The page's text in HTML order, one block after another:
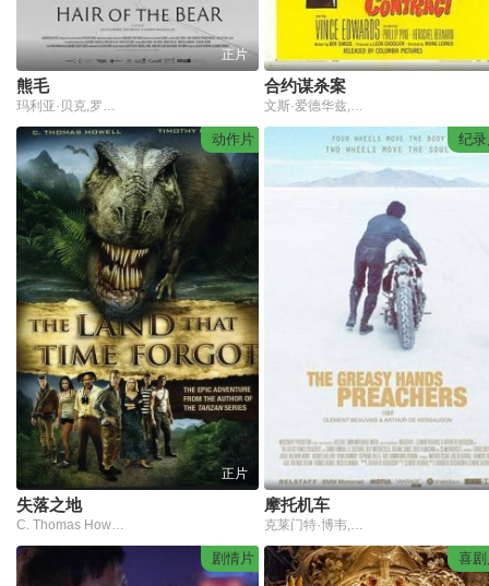
正片
熊毛
玛利亚·贝克,罗伊·迪普伊
合约谋杀案
文斯·爱德华兹,菲利普潘恩,Kathie Browne
动作片
正片
失落之地
纪
摩托机车
剧情片 喜